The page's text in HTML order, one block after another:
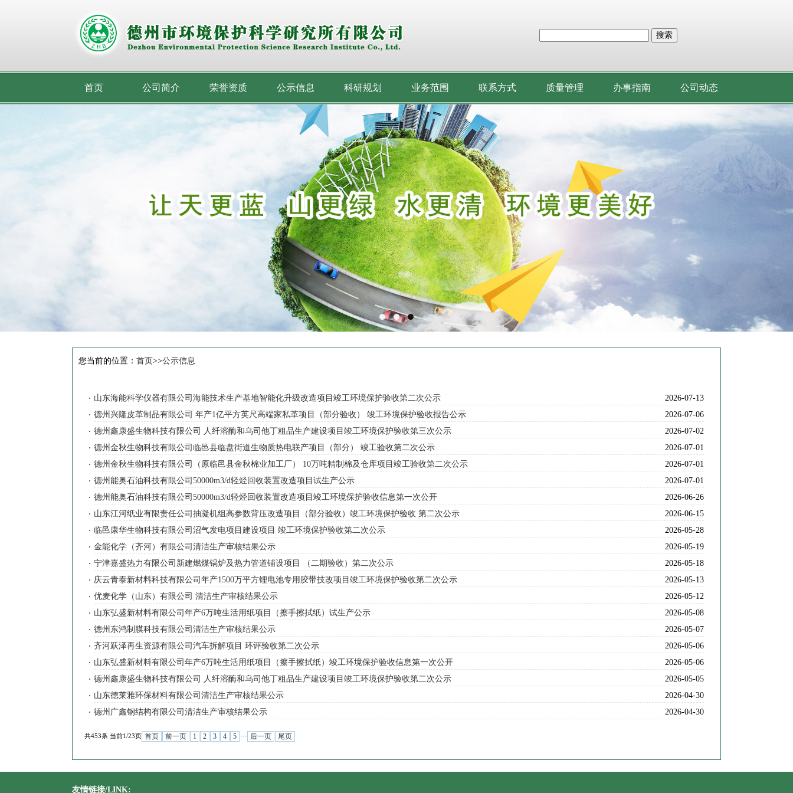
搜索
首页 公司简介 荣誉资质 公示信息 科研规划 业务范围 联系方式 质量管理 办事指南 公司动态
您当前的位置： 首页>>公示信息
山东海能科学仪器有限公司海能技术生产基地智能化升级改造项目竣工环境保护验收第二次公示
2026-07-13
德州兴隆皮革制品有限公司 年产1亿平方英尺高端家私革项目（部分验收） 竣工环境保护验收报告公示
2026-07-06
德州鑫康盛生物科技有限公司 人纤溶酶和乌司他丁粗品生产建设项目竣工环境保护验收第三次公示
2026-07-02
德州金秋生物科技有限公司临邑县临盘街道生物质热电联产项目（部分） 竣工验收第二次公示
2026-07-01
德州金秋生物科技有限公司（原临邑县金秋棉业加工厂） 10万吨精制棉及仓库项目竣工验收第二次公示
2026-07-01
德州能奥石油科技有限公司50000m3/d轻烃回收装置改造项目试生产公示
2026-07-01
德州能奥石油科技有限公司50000m3/d轻烃回收装置改造项目竣工环境保护验收信息第一次公开
2026-06-26
山东江河纸业有限责任公司抽凝机组高参数背压改造项目（部分验收）竣工环境保护验收 第二次公示
2026-06-15
临邑康华生物科技有限公司沼气发电项目建设项目 竣工环境保护验收第二次公示
2026-05-28
金能化学（齐河）有限公司清洁生产审核结果公示
2026-05-19
宁津嘉盛热力有限公司新建燃煤锅炉及热力管道铺设项目 （二期验收）第二次公示
2026-05-18
庆云青泰新材料科技有限公司年产1500万平方锂电池专用胶带技改项目竣工环境保护验收第二次公示
2026-05-13
优麦化学（山东）有限公司 清洁生产审核结果公示
2026-05-12
山东弘盛新材料有限公司年产6万吨生活用纸项目（擦手擦拭纸）试生产公示
2026-05-08
德州东鸿制膜科技有限公司清洁生产审核结果公示
2026-05-07
齐河跃泽再生资源有限公司汽车拆解项目 环评验收第二次公示
2026-05-06
山东弘盛新材料有限公司年产6万吨生活用纸项目（擦手擦拭纸）竣工环境保护验收信息第一次公开
2026-05-06
德州鑫康盛生物科技有限公司 人纤溶酶和乌司他丁粗品生产建设项目竣工环境保护验收第二次公示
2026-05-05
山东德莱雅环保材料有限公司清洁生产审核结果公示
2026-04-30
德州广鑫钢结构有限公司清洁生产审核结果公示
2026-04-30
共453条 当前1/23页 首页 前一页 1 2 3 4 5 ··· 后一页 尾页
友情链接/LINK: